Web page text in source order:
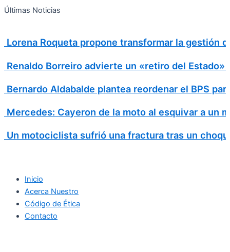
Ir
Últimas Noticias
Lorena Roqueta propone transformar la gestión
Renaldo Borreiro advierte un «retiro del
Bernardo Aldabalde plantea reordenar el BPS
Mercedes: Cayeron de la moto al esquivar a un
Un motociclista sufrió una fractura tras un
Inicio
Acerca Nuestro
Código de Ética
Contacto
Search